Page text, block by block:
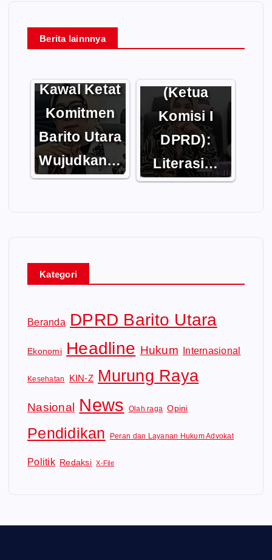
Berita lainnnya
Kawal Ketat
Komitmen
Barito Utara
Wujudkan…
Hj. Nety
(Ketua
Komisi I
DPRD):
Literasi…
Kategori
Beranda DPRD Barito Utara
Ekonomi Headline Hukum Internasional
Kesehatan KIN-Z Murung Raya
Nasional News Olah raga Opini
Pendidikan Peran dan Layanan Hukum Advokat
Politik Redaksi X-File